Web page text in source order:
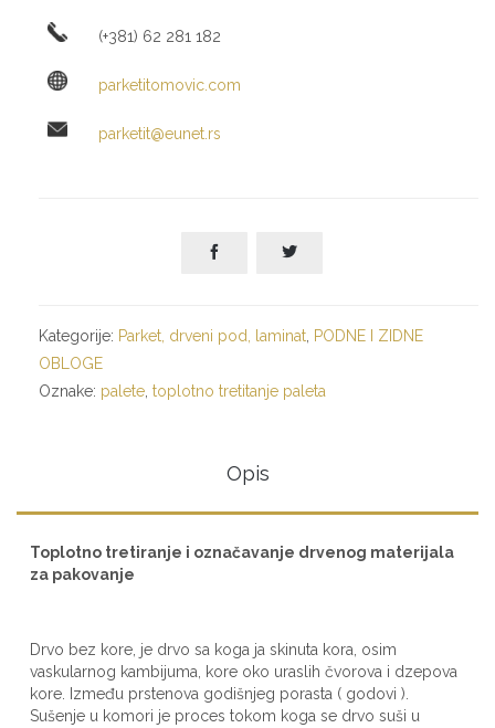
(+381) 62 281 182
parketitomovic.com
parketit@eunet.rs
 
Kategorije: Parket, drveni pod, laminat, PODNE I ZIDNE
OBLOGE
Oznake: palete, toplotno tretitanje paleta
Opis
Toplotno tretiranje i označavanje drvenog materijala
za pakovanje
Drvo bez kore, je drvo sa koga ja skinuta kora, osim
vaskularnog kambijuma, kore oko uraslih čvorova i dzepova
kore. Između prstenova godišnjeg porasta ( godovi ).
Sušenje u komori je proces tokom koga se drvo suši u